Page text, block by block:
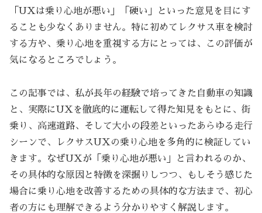
「UXは乗り心地が悪い」「硬い」といった意見を目にす
ることも少なくありません。特に初めてレクサス車を検討
する方や、乗り心地を重視する方にとっては、この評価が
気になるところでしょう。
この記事では、私が長年の経験で培ってきた自動車の知識
と、実際にUXを徹底的に運転して得た知見をもとに、街
乗り、高速道路、そして大小の段差といったあらゆる走行
シーンで、レクサスUXの乗り心地を多角的に検証してい
きます。なぜUXが「乗り心地が悪い」と言われるのか、
その具体的な原因と特徴を深掘りしつつ、もしそう感じた
場合に乗り心地を改善するための具体的な方法まで、初心
者の方にも理解できるよう分かりやすく解説します。